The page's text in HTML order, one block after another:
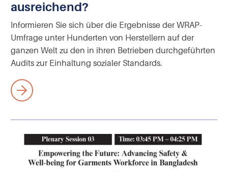
ausreichend?
Informieren Sie sich über die Ergebnisse der WRAP-
Umfrage unter Hunderten von Herstellern auf der
ganzen Welt zu den in ihren Betrieben durchgeführten
Audits zur Einhaltung sozialer Standards.